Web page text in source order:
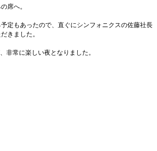
席へ。
定もあったので、直ぐにシンフォニクスの佐藤社長
きました。
常に楽しい夜となりました。